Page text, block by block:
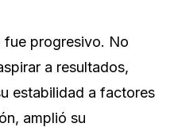
fue progresivo. No
a resultados,
estabilidad a factores
amplió su